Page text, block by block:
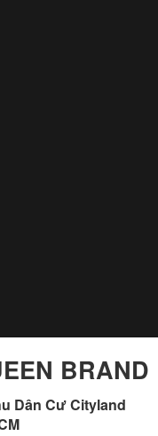
BRAND
Dân Cư Cityland